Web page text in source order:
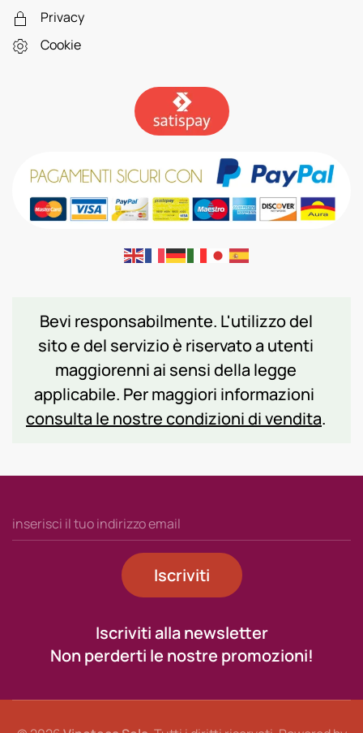
Privacy
Cookie
Bevi responsabilmente. L'utilizzo del
sito e del servizio è riservato a utenti
maggiorenni ai sensi della legge
applicabile. Per maggiori informazioni
consulta le nostre condizioni di vendita.
Iscriviti
Iscriviti alla newsletter
Non perderti le nostre promozioni!